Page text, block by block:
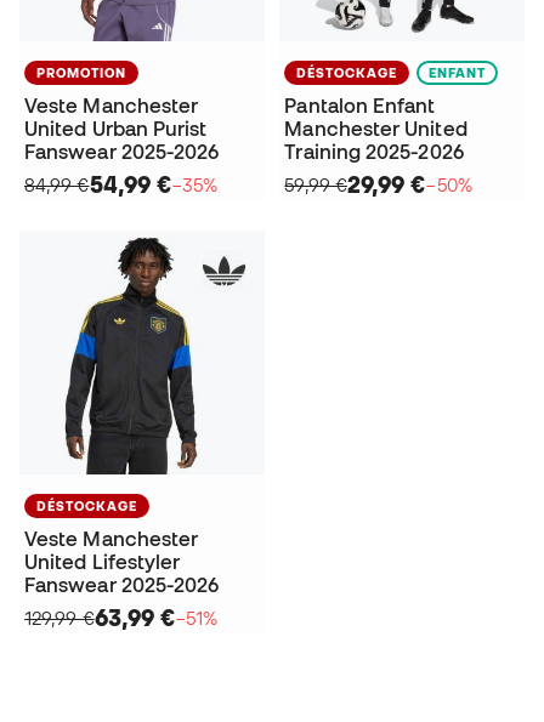
PROMOTION
Veste Manchester
United Urban Purist
Fanswear 2025-2026
84,99 €54,99 €−35%
DÉSTOCKAGE ENFANT
Pantalon Enfant
Manchester United
Training 2025-2026
59,99 €29,99 €−50%
DÉSTOCKAGE
Veste Manchester
United Lifestyler
Fanswear 2025-2026
129,99 €63,99 €−51%